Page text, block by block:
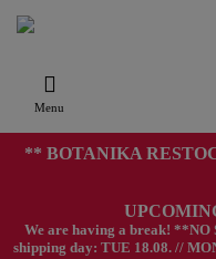
Menu
** BOTANIKA
We are having a break! **NO
shipping day: TUE 18.08. //